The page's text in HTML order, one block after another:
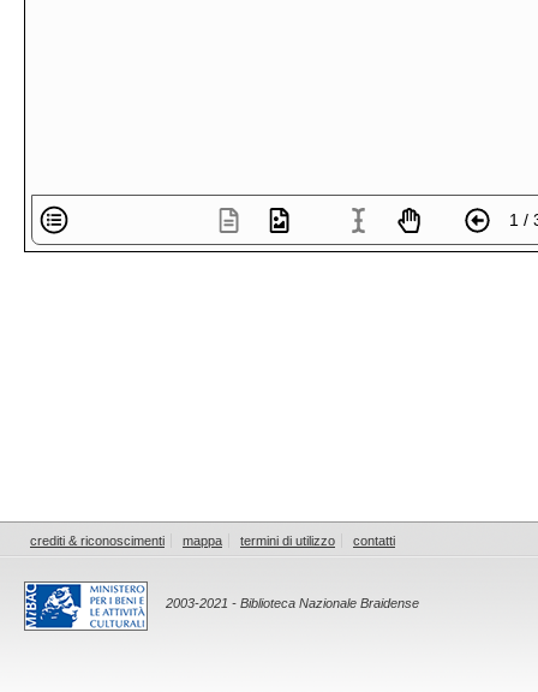
1 /
crediti & riconoscimenti mappa termini di utilizzo contatti
2003-2021 - Biblioteca Nazionale Braidense